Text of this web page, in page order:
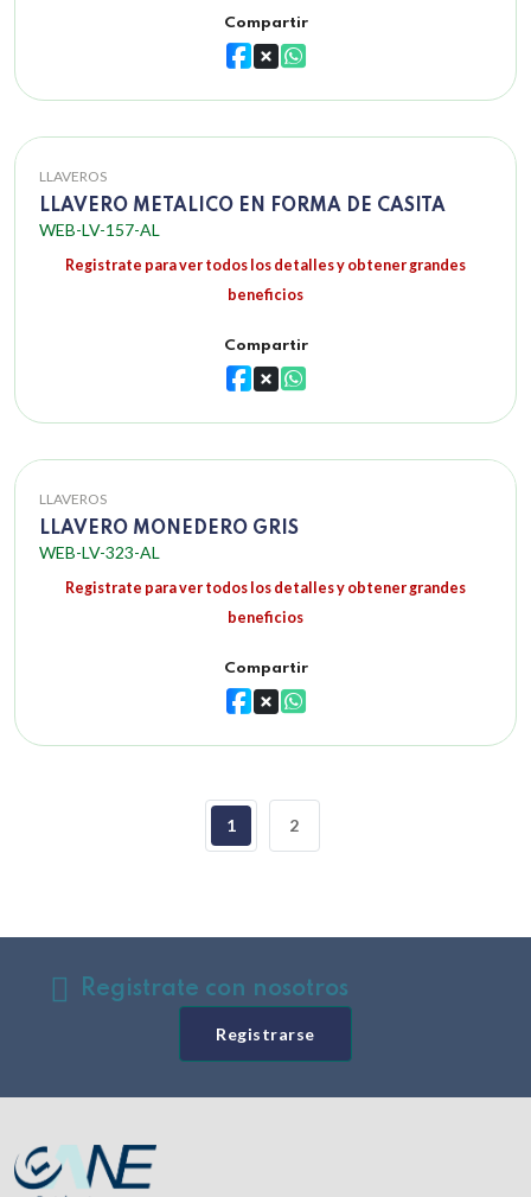
Compartir
LLAVEROS
LLAVERO METALICO EN FORMA DE CASITA
WEB-LV-157-AL
Registrate para ver todos los detalles y obtener grandes
beneficios
Compartir
LLAVEROS
LLAVERO MONEDERO GRIS
WEB-LV-323-AL
Registrate para ver todos los detalles y obtener grandes
beneficios
Compartir
1 2
Registrate con nosotros
Registrarse